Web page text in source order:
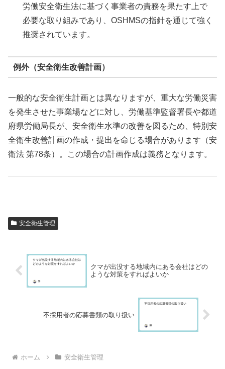
労働安全衛生法に基づく事業者の責務を果たす上で
必要な取り組みであり、OSHMSの指針を通じて強く
推奨されています。
例外（安全衛生改善計画）
一般的な安全衛生計画とは異なりますが、重大な労働災害
を発生させた事業場などに対し、労働基準監督署長や都道
府県労働局長が、安全衛生水準の改善を図るため、特別安
全衛生改善計画の作成・提出を命じる場合があります（安
衛法 第78条）。この場合の計画作成は義務となります。
安全衛生管理
クマが出没する地域内にある会社はどの
ような対策をすればよいか
不採用者の応募書類の取り扱い
ホーム 安全衛生管理